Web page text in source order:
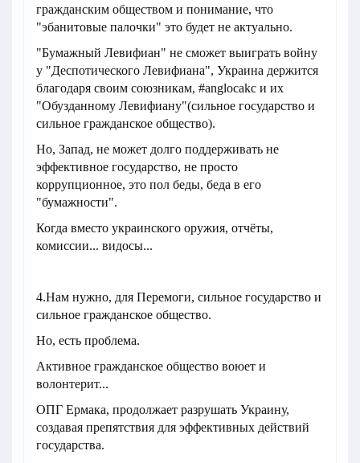
гражданским обществом и понимание, что
"эбанитовые палочки" это будет не актуально.
"Бумажный Левифиан" не сможет выиграть войну
у "Деспотического Левифиана", Украина держится
благодаря своим союзникам, #anglocakc и их
"Обузданному Левифиану"(сильное государство и
сильное гражданское общество).
Но, Запад, не может долго поддерживать не
эффективное государство, не просто
коррупционное, это пол беды, беда в его
"бумажности".
Когда вместо украинского оружия, отчёты,
комиссии... видосы...
4.Нам нужно, для Перемоги, сильное государство и
сильное гражданское общество.
Но, есть проблема.
Активное гражданское общество воюет и
волонтерит...
ОПГ Ермака, продолжает разрушать Украину,
создавая препятствия для эффективных действий
государства.